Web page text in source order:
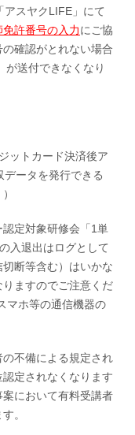
アスヤクLIFE」にて
免許番号の入力にご協
確認がとれない場合
が送付できなくなり
ットカード決済後ア
ータを発行できる
定対象研修会「1単
入退出はログとして
断等含む）はいかな
ますのでご注意くだ
マホ等の通信機器の
不備による規定され
定されなくなります
において有料受講者
。